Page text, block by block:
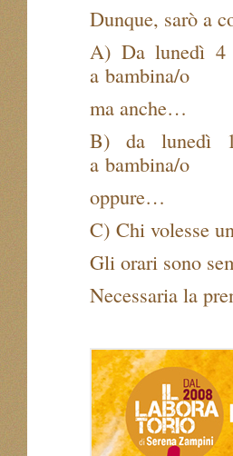
Dunque, sarò a
A) Da lunedì 4
a bambina/o
ma anche…
B) da lunedì
a bambina/o
oppure…
C) Chi volesse
Gli orari sono
Necessaria la